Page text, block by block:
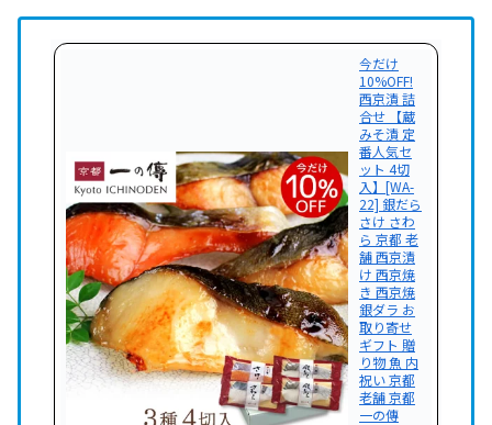
今だけ
10%OFF!
西京漬 詰
合せ 【蔵
みそ漬 定
番人気セ
ット 4切
入】[WA-
22] 銀だら
さけ さわ
ら 京都 老
舗 西京漬
け 西京焼
き 西京焼
銀ダラ お
取り寄せ
ギフト 贈
り物 魚 内
祝い 京都
老舗 京都
一の傳